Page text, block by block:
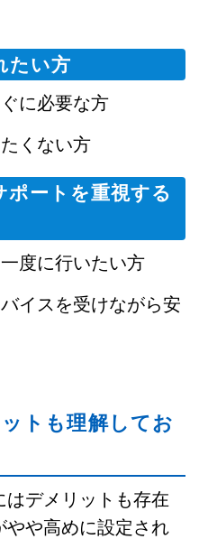
たい方
に必要な方
くない方
ートを重視する
度に行いたい方
イスを受けながら安
トも理解してお
はデメリットも存在
やや高めに設定され